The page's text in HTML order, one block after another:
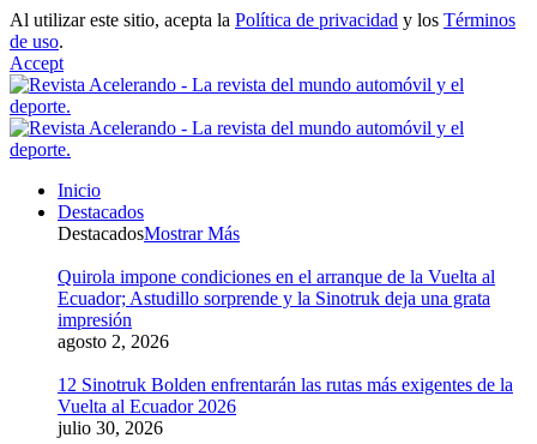
Al utilizar este sitio, acepta la Política de privacidad y los Términos
de uso.
Accept
Inicio
Destacados
DestacadosMostrar Más
Quirola impone condiciones en el arranque de la Vuelta al
Ecuador; Astudillo sorprende y la Sinotruk deja una grata
impresión
agosto 2, 2026
12 Sinotruk Bolden enfrentarán las rutas más exigentes de la
Vuelta al Ecuador 2026
julio 30, 2026